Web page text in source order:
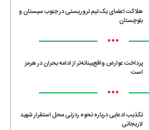
هلاکت اعضای یک تیم تروریستی در جنوب سیستان و
بلوچستان
•••
پرداخت عوارض واقع‌بینانه‌تر از ادامه بحران در هرمز
است
•••
تکذیب ادعایی درباره نحوه ردزنی محل استقرار شهید
لاریجانی